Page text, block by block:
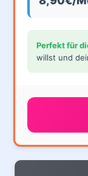
Perfekt für
willst und